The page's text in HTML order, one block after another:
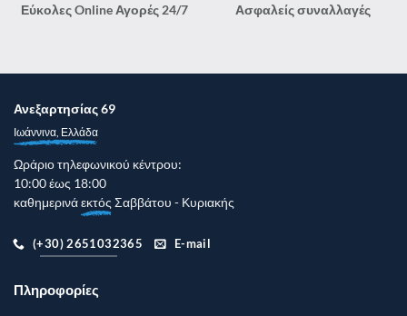
Εύκολες Online Αγορές 24/7 Ασφαλείς συναλλαγές
Ανεξαρτησίας 69
Ιωάννινα, Ελλάδα
Ωράριο τηλεφωνικού κέντρου:
10:00 έως 18:00
καθημερινάεκτός Σαββάτου - Κυριακής
(+30) 2651032365 E-mail
Πληροφορίες